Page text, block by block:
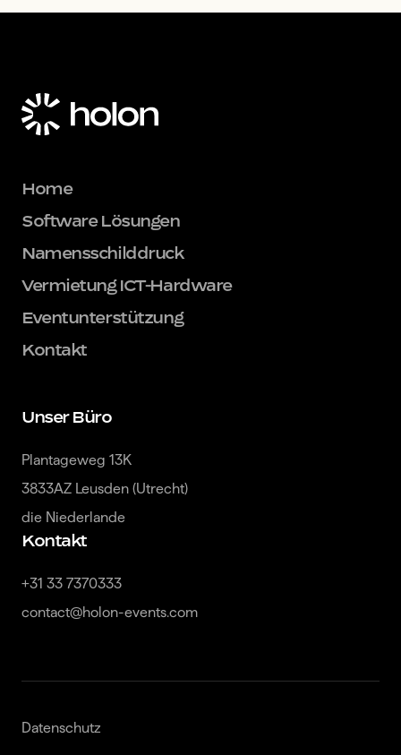
Home
Software Lösungen
Namensschilddruck
Vermietung ICT-Hardware
Eventunterstützung
Kontakt
Unser Büro
Plantageweg 13K
3833AZ Leusden (Utrecht)
die Niederlande
Kontakt
+31 33 7370333
contact@holon-events.com
Datenschutz